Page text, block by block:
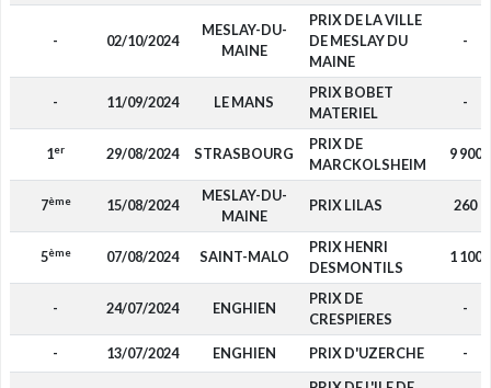
- 02/10/2024
MESLAY-DU-
MAINE
PRIX DE LA VILLE
DE MESLAY DU
MAINE
-
- 11/09/2024 LE MANS
PRIX BOBET
MATERIEL
-
1er 29/08/2024 STRASBOURG
PRIX DE
MARCKOLSHEIM
9 900
7ème 15/08/2024
MESLAY-DU-
MAINE
PRIX LILAS 260
5ème 07/08/2024 SAINT-MALO
PRIX HENRI
DESMONTILS
1 100
- 24/07/2024 ENGHIEN
PRIX DE
CRESPIERES
-
- 13/07/2024 ENGHIEN PRIX D'UZERCHE -